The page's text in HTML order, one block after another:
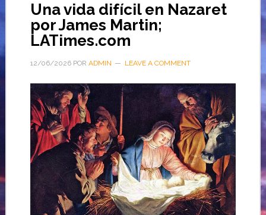
Una vida difícil en Nazaret
por James Martin;
LATimes.com
12/06/2026POR ADMIN LEAVE A COMMENT